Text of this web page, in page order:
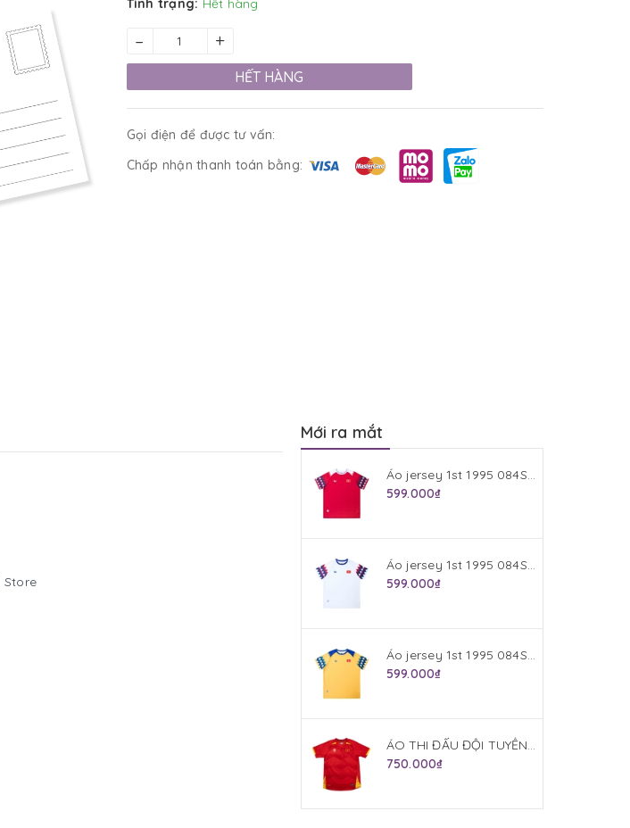
Tình trạng: Hết hàng
– +
HẾT HÀNG
Gọi điện để được tư vấn:
Chấp nhận thanh toán bằng:
Store
Mới ra mắt
Áo jersey 1st 1995 084S953VIE Đỏ
599.000₫
Áo jersey 1st 1995 084S952VIE Trắng
599.000₫
Áo jersey 1st 1995 084S954VIE Vàng
599.000₫
ÁO THI ĐẤU ĐỘI TUYỂN VIỆT NAM 2025 (BẢN PLAYER) JOGARBOLA SÂN NHÀ MÀU ĐỎ
750.000₫